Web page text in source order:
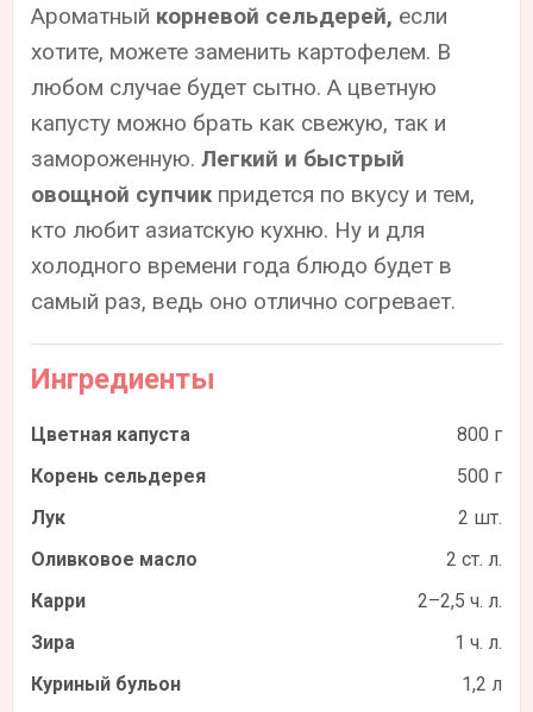
Ароматный корневой сельдерей, если
хотите, можете заменить картофелем. В
любом случае будет сытно. А цветную
капусту можно брать как свежую, так и
замороженную.Легкий и быстрый
овощной супчик придется по вкусу и тем,
кто любит азиатскую кухню. Ну и для
холодного времени года блюдо будет в
самый раз, ведь оно отлично согревает.
Ингредиенты
Цветная капуста
800 г
Корень сельдерея
500 г
Лук
2 шт.
Оливковое масло
2 ст. л.
Карри
2–2,5 ч. л.
Зира
1 ч. л.
Куриный бульон
1,2 л